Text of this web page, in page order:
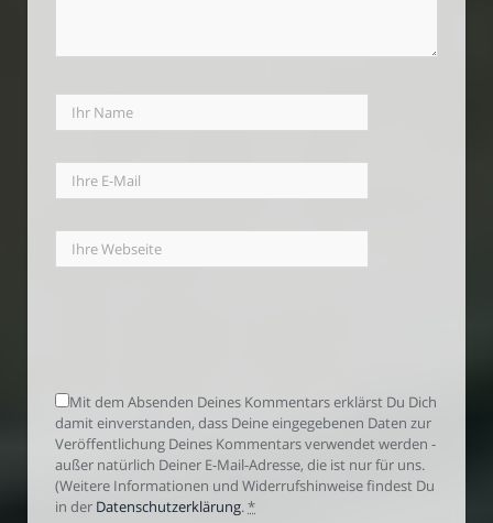
Mit dem Absenden Deines Kommentars erklärst Du Dich
damit einverstanden, dass Deine eingegebenen Daten zur
Veröffentlichung Deines Kommentars verwendet werden -
außer natürlich Deiner E-Mail-Adresse, die ist nur für uns.
(Weitere Informationen und Widerrufshinweise findest Du
in der Datenschutzerklärung.*